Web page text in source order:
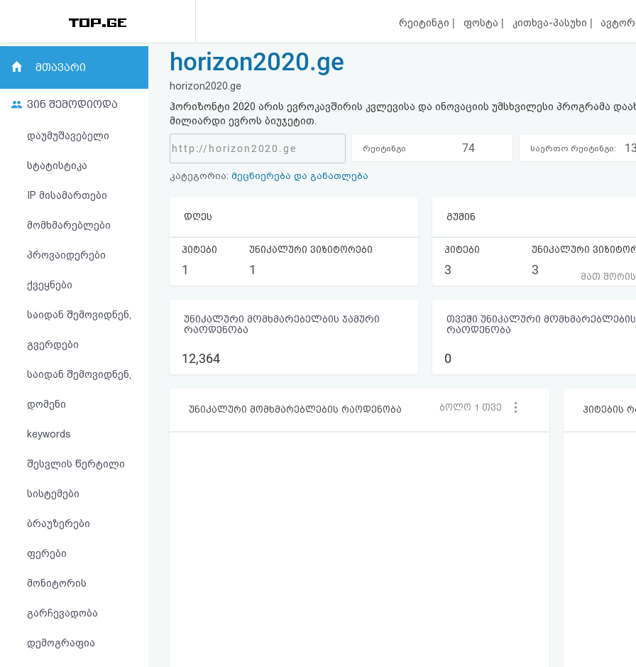
რეიტინგი | ფოსტა | კითხვა-პასუხი |
რეიტინგი
(მთავარი)
კითხვა-
პასუხი
ავტორიზაცია
რეგისტრაცია
სალიცენზიო
შეთანხმება
მთავარი
ვინ შემოდიოდა
დაუმუშავებელი
სტატისტიკა
IP მისამართები
მომხმარებლები
პროვაიდერები
ქვეყნები
საიდან შემოვიდნენ,
გვერდები
საიდან შემოვიდნენ,
დომენი
keywords
შესვლის წერტილი
სისტემები
ბრაუზერები
ფერები
მონიტორის
გარჩევადობა
დემოგრაფია
horizon2020.ge
horizon2020.ge
ჰორიზონტი 2020 არის ევროკავშირის კვლევისა და ინოვაციის უმსხვილესი პროგრამა
მილიარდი ევროს ბიუჯეტით.
http://horizon2020.ge რეიტინგი
კატეგორიაში:
74 საერთო რეიტინგი:
კატეგორია: მეცნიერება და განათლება
დღეს
ჰიტები
1
უნიკალური ვიზიტორები
1
გუშინ
ჰიტები
3
უნიკალური
3 მათ
უნიკალური მომხმარებელბის ჯამური
რაოდენობა
12,364
თვეში უნიკალური მომხმარებლების
რაოდენობა
0
უნიკალური მომხმარებლების რაოდენობა ბოლო 1 თვე ჰიტების